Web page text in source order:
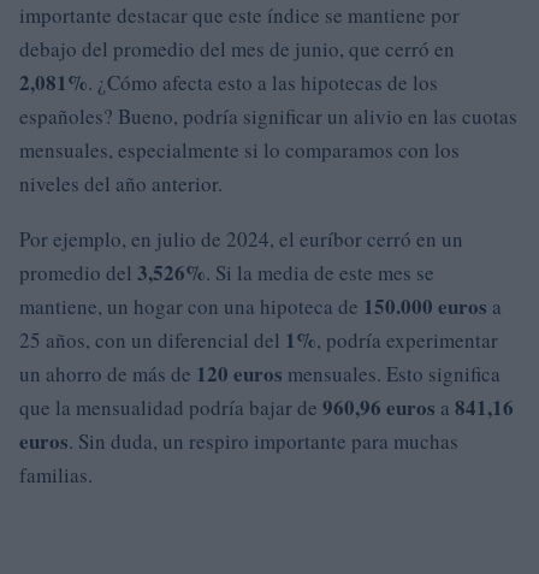
importante destacar que este índice se mantiene por
debajo del promedio del mes de junio, que cerró en
2,081%. ¿Cómo afecta esto a las hipotecas de los
españoles? Bueno, podría significar un alivio en las cuotas
mensuales, especialmente si lo comparamos con los
niveles del año anterior.
Por ejemplo, en julio de 2024, el euríbor cerró en un
promedio del 3,526%. Si la media de este mes se
mantiene, un hogar con una hipoteca de 150.000 euros a
25 años, con un diferencial del 1%, podría experimentar
un ahorro de más de 120 euros mensuales. Esto significa
que la mensualidad podría bajar de 960,96 euros a 841,16
euros. Sin duda, un respiro importante para muchas
familias.